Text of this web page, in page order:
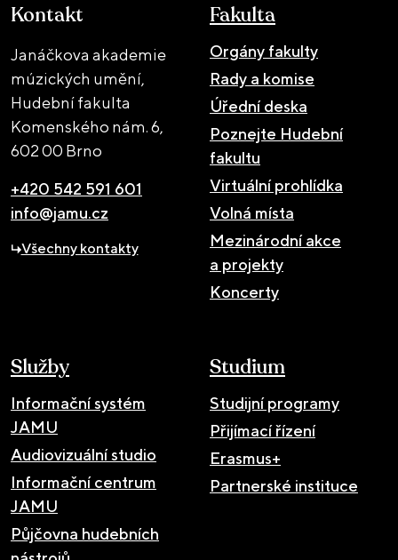
Kontakt
Janáčkova akademie
múzických umění,
Hudební fakulta
Komenského nám. 6,
602 00 Brno
+420 542 591 601
info@jamu.cz
Všechny kontakty
Fakulta
Orgány fakulty
Rady a komise
Úřední deska
Poznejte Hudební
fakultu
Virtuální prohlídka
Volná místa
Mezinárodní akce
a projekty
Koncerty
Služby
Informační systém
JAMU
Audiovizuální studio
Informační centrum
JAMU
Půjčovna hudebních
Studium
Studijní programy
Přijímací řízení
Erasmus+
Partnerské instituce